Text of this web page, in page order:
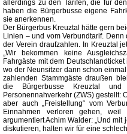
allerdings zu den Tarifen, die für
haben die Bürgerbusse eigene
sie anerkennen.
Der Bürgerbus Kreuztal hätte gern
Linien – und vom Verbundtarif.
der Verein draufzahlen. In Kreuztal
„Wir bekommen keine
Fahrgäste mit dem
wo der Neunsitzer dann schon
zahlenden Stammgäste draußen
die Bürgerbusse Kreuztal und
Personennahverkehr (ZWS) gestellt:
aber auch „Freistellung“ vom
Einnahmen verloren gehen,
argumentiert Achim Walder: „Und
diskutieren, halten wir für eine